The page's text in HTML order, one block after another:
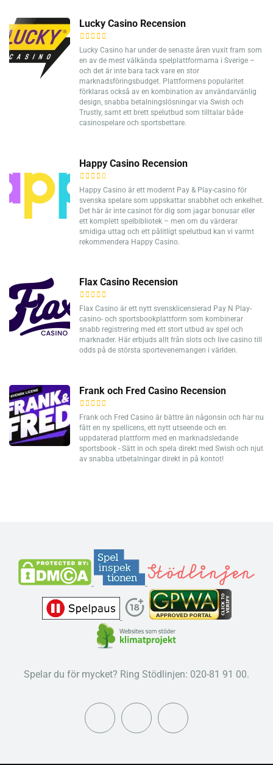
Lucky Casino Recension
Lucky Casino har under de senaste åren vuxit fram som
en av de mest välkända spelplattformarna i Sverige –
och det är inte bara tack vare en stor
marknadsföringsbudget. Plattformens popularitet
förklaras också av en kombination av användarvänlig
design, snabba betalningslösningar via Swish och
Trustly, samt ett brett spelutbud som tilltalar både
casinospelare och sportsbettare.
Happy Casino Recension
Happy Casino är ett modernt Pay & Play-casino för
svenska spelare som uppskattar snabbhet och enkelhet.
Det här är inte casinot för dig som jagar bonusar eller
ett komplett spelbibliotek – men om du värderar
smidiga uttag och ett pålitligt spelutbud kan vi varmt
rekommendera Happy Casino.
Flax Casino Recension
Flax Casino är ett nytt svensklicensierad Pay N Play-
casino- och sportsbookplattform som kombinerar
snabb registrering med ett stort utbud av spel och
marknader. Här erbjuds allt från slots och live casino till
odds på de största sportevenemangen i världen.
Frank och Fred Casino Recension
Frank och Fred Casino är bättre än någonsin och har nu
fått en ny spellicens, ett nytt utseende och en
uppdaterad plattform med en marknadsledande
sportsbook - Sätt in och spela direkt med Swish och njut
av snabba utbetalningar direkt in på kontot!
Spelar du för mycket? Ring Stödlinjen: 020-81 91 00.